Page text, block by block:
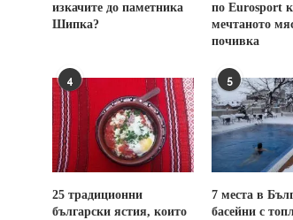
изкачите до паметника
Шипка?
по Eurosport
мечтаното
почивка
4
25 традиционни
български ястия, които
5
7 места в
басейни с